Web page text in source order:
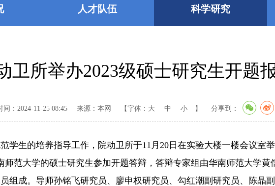
人才队伍 科学研究
卫所举办2023级硕士研究生开题
间：2024-11-25 08:45 来源：本网 【字体： 大 中 小 】 分享到：
学生的培养指导工作，院动卫所于11月20日在实验大楼一楼会议室
范大学的硕士研究生参加开题答辩，答辩专家组由华南师范大学
组成。导师孙铭飞研究员、廖申权研究员、勾红潮副研究员、陈晶